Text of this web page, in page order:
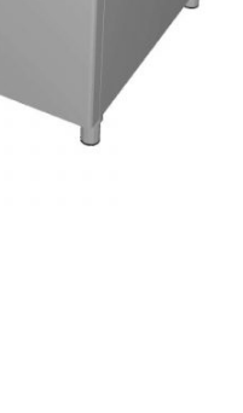
materijali
Alati i pribor